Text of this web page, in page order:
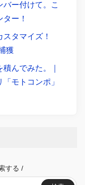
ー付けて。こ
ー！
スタマイズ！
獲
んでみた。｜
モトコンポ」
する /